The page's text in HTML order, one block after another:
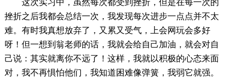
这次实习中，虽然每次都受到挫折，但是在每一次的
挫折之后我都会总结一次，我发现每次进步一点点并不太
难。有时我真想放弃了，又累又受气，上会网玩会多好
呀！但一想到翁老师的话，我就会给自己加油，就会对自
己说：其实就离你不远了！这样，我就以积极的心态来面
对，我不再惧怕他们，我知道困难像弹簧，我弱它就强。